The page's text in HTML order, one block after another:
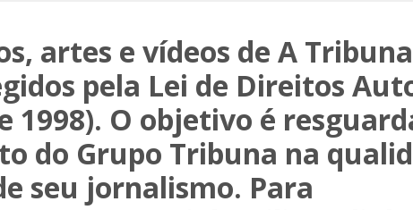
artes e vídeos de A Tribuna
pela Lei de Direitos
1998). O objetivo é
do Grupo Tribuna na
seu jornalismo. Para